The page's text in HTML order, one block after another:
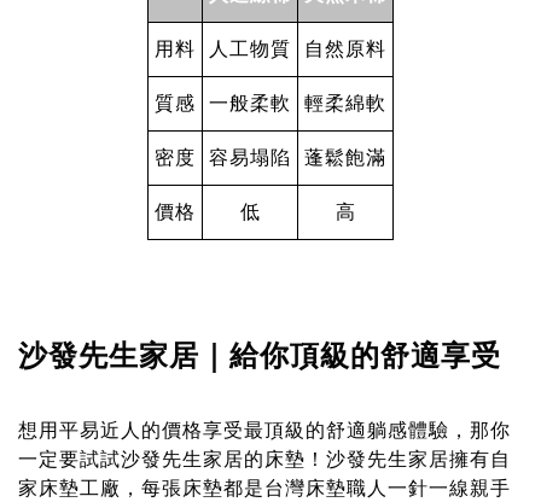
用料 人工物質 自然原料
質感 一般柔軟 輕柔綿軟
密度 容易塌陷 蓬鬆飽滿
價格 低 高
沙發先生家居｜ 給你頂級的舒適享受
想用平易近人的價格享受最頂級的舒適躺感體驗，那你
一定要試試沙發先生家居的床墊！沙發先生家居擁有自
家床墊工廠，每張床墊都是台灣床墊職人一針一線親手